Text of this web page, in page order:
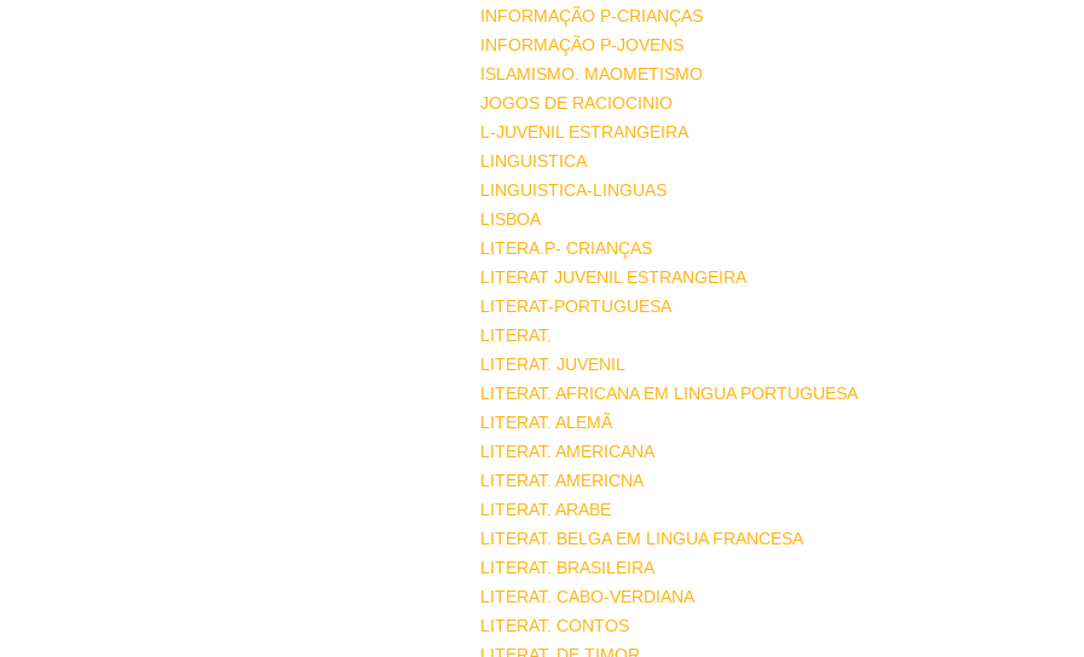
INFORMAÇÃO P-CRIANÇAS
INFORMAÇÃO P-JOVENS
ISLAMISMO. MAOMETISMO
JOGOS DE RACIOCINIO
L-JUVENIL ESTRANGEIRA
LINGUISTICA
LINGUISTICA-LINGUAS
LISBOA
LITERA.P- CRIANÇAS
LITERAT JUVENIL ESTRANGEIRA
LITERAT-PORTUGUESA
LITERAT.
LITERAT. JUVENIL
LITERAT. AFRICANA EM LINGUA PORTUGUESA
LITERAT. ALEMÃ
LITERAT. AMERICANA
LITERAT. AMERICNA
LITERAT. ARABE
LITERAT. BELGA EM LINGUA FRANCESA
LITERAT. BRASILEIRA
LITERAT. CABO-VERDIANA
LITERAT. CONTOS